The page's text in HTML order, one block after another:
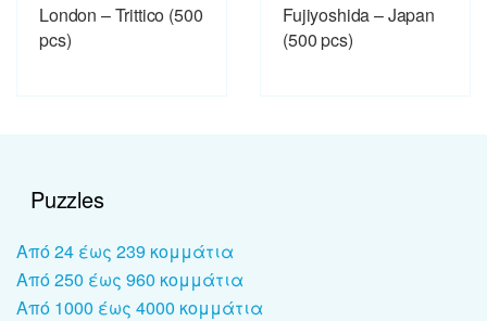
London – Trittico (500
pcs)
Fujiyoshida – Japan
(500 pcs)
Puzzles
Από 24 έως 239 κομμάτια
Από 250 έως 960 κομμάτια
Από 1000 έως 4000 κομμάτια